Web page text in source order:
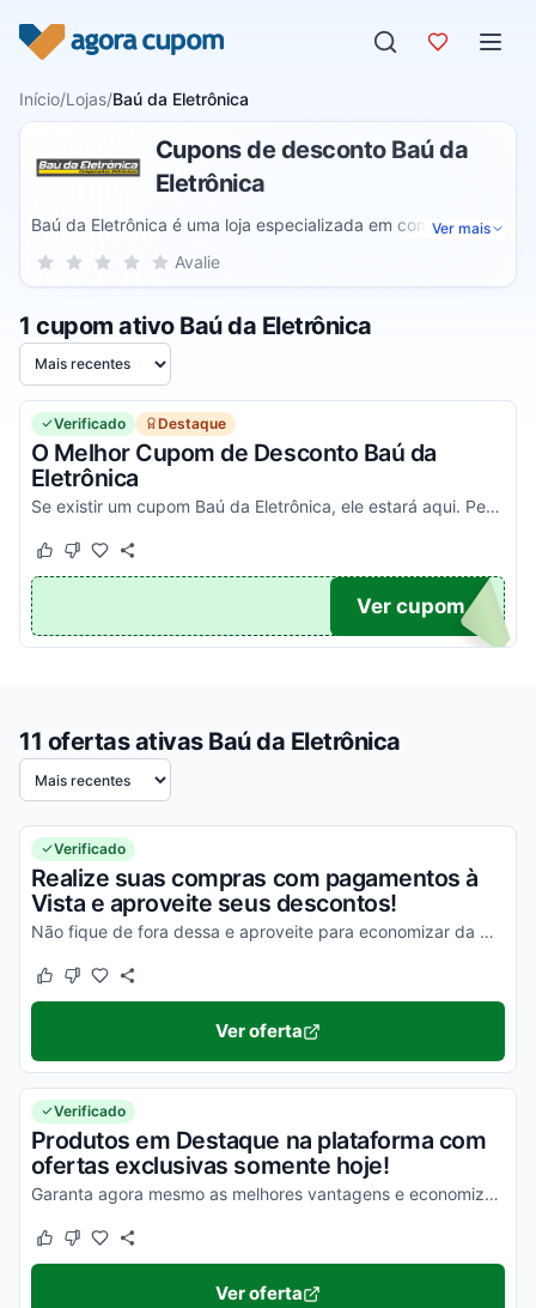
Início/Lojas/Baú da Eletrônica
Cupons de desconto Baú da
Eletrônica
Baú da Eletrônica é uma loja especializada em componentes
eletrônicos que comercializa produtos das categorias de
integrado, diodo, transistor, LED, regulador de tensão,
soquete, fonte, display, jumper, protoboard.
Ver mais
Sua nota para Baú da Eletrônica, de 1 a 5 estrelas
5 estrelas
4 estrelas
3 estrelas
2 estrelas
1 estrela Avalie
1 cupom ativo Baú da Eletrônica
Ordenar por
Verificado Destaque
O Melhor Cupom de Desconto Baú da
Eletrônica
Se existir um cupom Baú da Eletrônica, ele estará aqui. Pegue seu código promocional e confira agora!
Este cupom funcionou
Este cupom não funcionou
TICO
Ver cupom
11 ofertas ativas Baú da Eletrônica
Ordenar por
Verificado
Realize suas compras com pagamentos à
Vista e aproveite seus descontos!
Não fique de fora dessa e aproveite para economizar da melhor maneira possível!
Este cupom funcionou
Este cupom não funcionou
Ver oferta
Verificado
Produtos em Destaque na plataforma com
ofertas exclusivas somente hoje!
Garanta agora mesmo as melhores vantagens e economize de uma forma simples nas suas compras!
Este cupom funcionou
Este cupom não funcionou
Ver oferta